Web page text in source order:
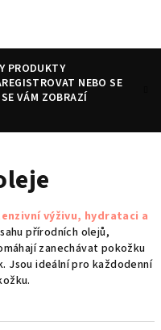
PRODUKTY
NEBO SE
VÁM ZOBRAZÍ
HledatPřihlášeníNákupní
výživu, hydrataci a
přírodních olejů,
zanechávat pokožku
Jsou ideální pro každodenní